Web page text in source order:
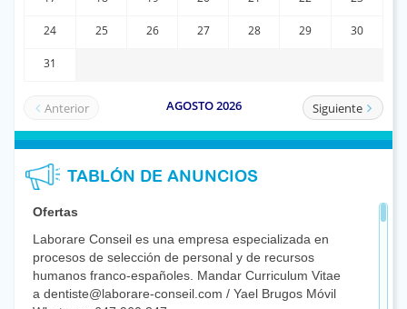
TABLÓN DE ANUNCIOS
Ofertas
Laborare Conseil es una empresa especializada en
procesos de selección de personal y de recursos
humanos franco-españoles. Mandar Curriculum Vitae
a dentiste@laborare-conseil.com / Yael Brugos Móvil